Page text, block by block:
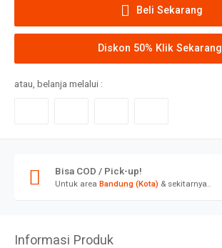
Beli Sekarang
Diskon 50% Klik Sekarang
atau, belanja melalui :
Bisa COD / Pick-up!
Untuk area Bandung (Kota) & sekitarnya..
Informasi Produk